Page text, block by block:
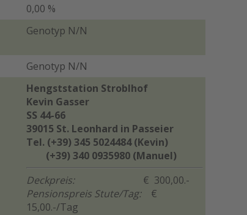
0,00 %
Genotyp N/N
Genotyp N/N
Hengststation Stroblhof
Kevin Gasser
SS 44-66
39015 St. Leonhard in Passeier
Tel. (+39) 345 5024484 (Kevin)
(+39) 340 0935980 (Manuel)
Deckpreis:€ 300,00.-
Pensionspreis Stute/Tag:€
15,00.-/Tag